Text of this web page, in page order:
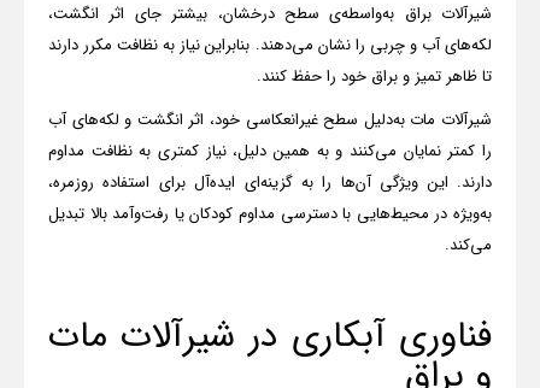
شیرآلات براق به‌واسطه‌ی سطح درخشان، بیشتر جای اثر انگشت،
لکه‌های آب و چربی را نشان می‌دهند. بنابراین نیاز به نظافت مکرر دارند
تا ظاهر تمیز و براق خود را حفظ کنند.
شیرآلات مات به‌دلیل سطح غیرانعکاسی خود، اثر انگشت و لکه‌های آب
را کمتر نمایان می‌کنند و به همین دلیل، نیاز کمتری به نظافت مداوم
دارند. این ویژگی آن‌ها را به گزینه‌ای ایده‌آل برای استفاده روزمره،
به‌ویژه در محیط‌هایی با دسترسی مداوم کودکان یا رفت‌وآمد بالا تبدیل
می‌کند.
فناوری آبکاری در شیرآلات مات